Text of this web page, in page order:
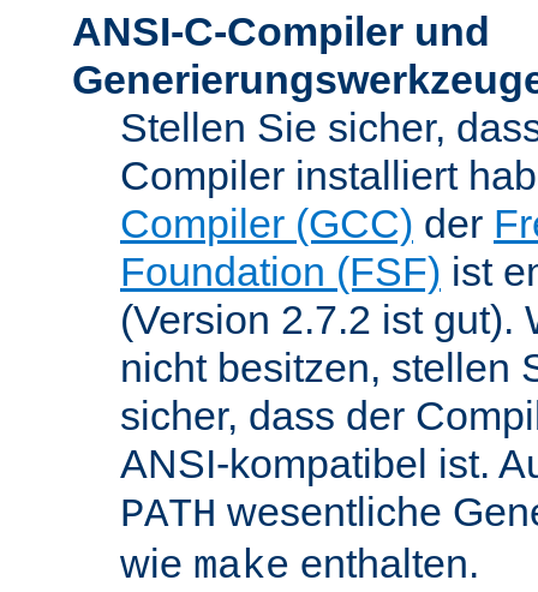
ANSI-C-Compiler und
Stellen Sie sicher,
Compiler installiert
Compiler (GCC) der
Foundation (FSF) ist
(Version 2.7.2 ist gut).
nicht besitzen, stellen
sicher, dass der
ANSI-kompatibel ist.
PATH wesentliche
wie make enthalten.